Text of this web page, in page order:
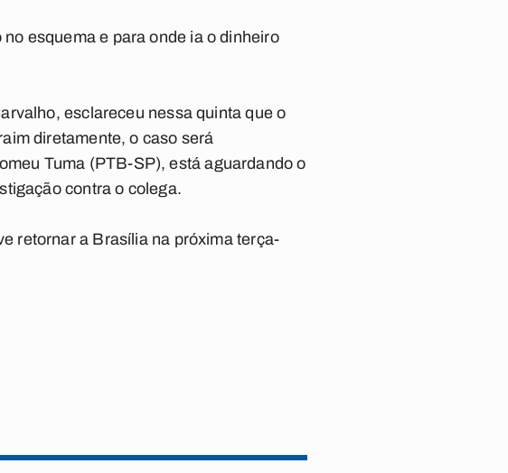
esquema e para onde ia o dinheiro
esclareceu nessa quinta que o
diretamente, o caso será
Tuma (PTB-SP), está aguardando o
contra o colega.
retornar a Brasília na próxima terça-